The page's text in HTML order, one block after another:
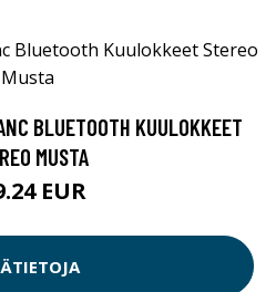
BLUETOOTH KUULOKKEET
MUSTA
EUR